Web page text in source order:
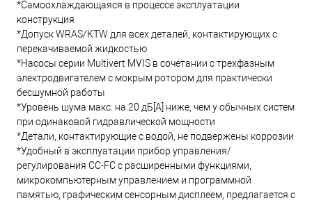
*Самоохлаждающаяся в процессе эксплуатации
конструкция
*Допуск WRAS/KTW для всех деталей, контактирующих с
перекачиваемой жидкостью
*Насосы серии Multivert MVIS в сочетании с трехфазным
электродвигателем с мокрым ротором для практически
бесшумной работы
*Уровень шума макс. на 20 дБ[A] ниже, чем у обычных систем
при одинаковой гидравлической мощности
*Детали, контактирующие с водой, не подвержены коррозии
*Удобный в эксплуатации прибор управления/
регулирования CC-FC с расширенными функциями,
микрокомпьютерным управлением и программной
памятью, графическим сенсорным дисплеем, предлагается с